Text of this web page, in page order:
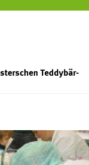
Teddybär-